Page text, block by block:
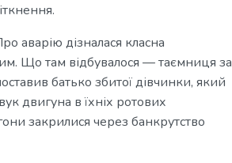
аварію дізналася класна
Що там відбувалося — таємниця за
батько збитої дівчинки, який
двигуна в їхніх ротових
закрилися через банкрутство